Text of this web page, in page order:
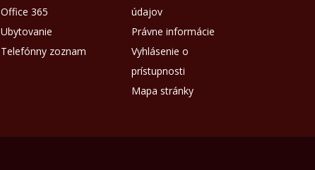
Office 365
Ubytovanie
Telefónny zoznam
údajov
Právne informácie
Vyhlásenie o
prístupnosti
Mapa stránky